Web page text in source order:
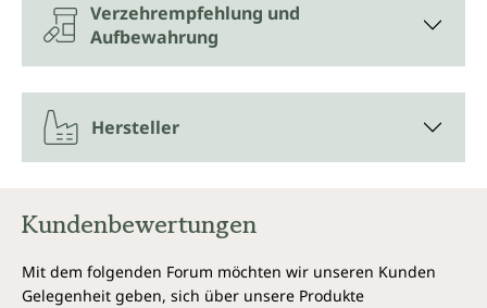
Verzehrempfehlung und
Aufbewahrung
Hersteller
Kundenbewertungen
Mit dem folgenden Forum möchten wir unseren Kunden
Gelegenheit geben, sich über unsere Produkte